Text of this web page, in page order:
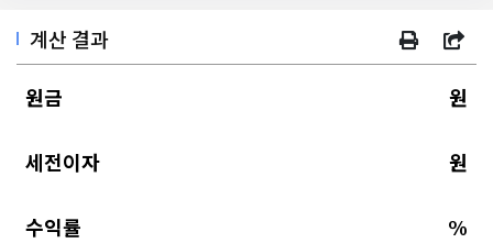
계산 결과
원금 원
세전이자 원
수익률 %